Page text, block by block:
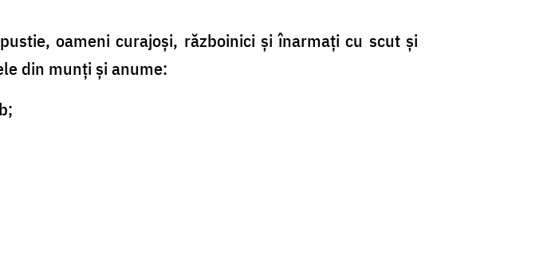
oameni curajoşi, războinici şi înarmaţi cu scut şi
din munţi şi anume: